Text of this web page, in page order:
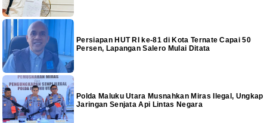
Persiapan HUT RI ke-81 di Kota Ternate Capai 50
Persen, Lapangan Salero Mulai Ditata
Polda Maluku Utara Musnahkan Miras Ilegal, Ungkap
Jaringan Senjata Api Lintas Negara